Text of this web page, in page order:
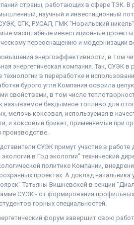
страны, работающих в сфере ТЭК. В
научный и инвестиционный
СГК, РУСАЛ, ГМК "Норильский
масштабные инвестиционные
переоснащению и модернизации
энергоэффективности, в том
энергетическая компания. Так, СУЭК
в переработке и
бурого угля Компания освоила
свойствами, в том числе
называемое бездымное топливо для
мелочь коксовая, используемая в
и коксовый брикет, применяемый при
СУЭК примут участие в работе
в Год экологии" технический
политике Компании,
проектах. А доклад
Татьяны Вишневской в секции
СУЭК - от формирования
горных специальностей.
форум завершит свою